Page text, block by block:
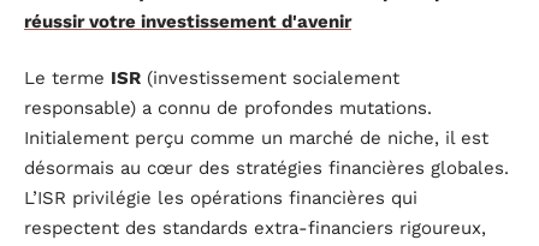
réussir votre investissement d'avenir
Le terme ISR (investissement socialement
responsable) a connu de profondes mutations.
Initialement perçu comme un marché de niche, il est
désormais au cœur des stratégies financières globales.
L’ISR privilégie les opérations financières qui
respectent des standards extra-financiers rigoureux,